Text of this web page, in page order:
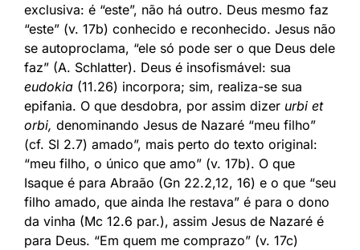
exclusiva: é “este”, não há outro. Deus mesmo faz
“este” (v. 17b) conhecido e reconhecido. Jesus não
se autoproclama, “ele só pode ser o que Deus dele
faz” (A. Schlatter). Deus é insofismável: sua
eudokia (11.26) incorpora; sim, realiza-se sua
epifania. O que desdobra, por assim dizer urbi et
orbi, denominando Jesus de Nazaré “meu filho”
(cf. Sl 2.7) amado”, mais perto do texto original:
“meu filho, o único que amo” (v. 17b). O que
Isaque é para Abraão (Gn 22.2,12, 16) e o que “seu
filho amado, que ainda lhe restava” é para o dono
da vinha (Mc 12.6 par.), assim Jesus de Nazaré é
para Deus. “Em quem me comprazo” (v. 17c)